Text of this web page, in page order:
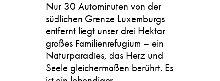
Nur 30 Autominuten von der
südlichen Grenze Luxemburgs
entfernt liegt unser drei Hektar
großes Familienrefugium – ein
Naturparadies, das Herz und
Seele gleichermaßen berührt. Es